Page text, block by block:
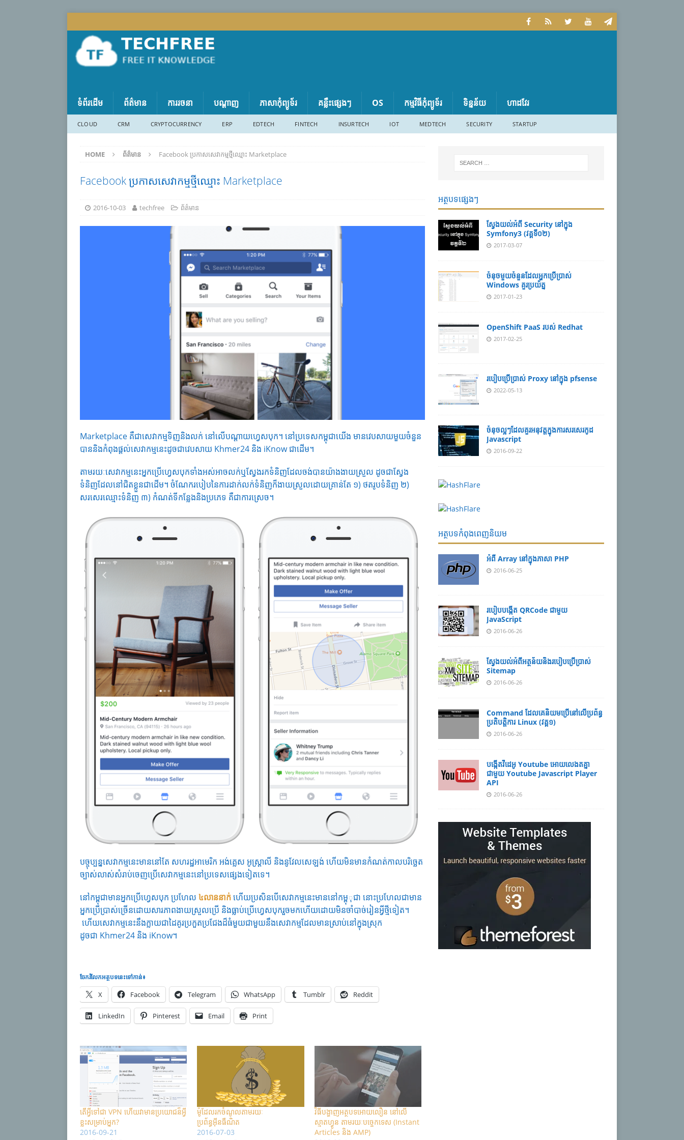
ទំព័រដើម ព័ត៌មាន ការរចនា បណ្តាញ ភាសា​កុំព្យូទ័រ គន្លឹះផ្សេងៗ OS កម្មវិធីកុំព្យូទ័រ ទិន្នន័យ ហាដវែរ
CLOUD CRM CRYPTOCURRENCY ERP EDTECH FINTECH INSURTECH IOT MEDTECH SECURITY STARTUP
HOME ព័ត៌មាន Facebook ប្រកាសសេវាកម្មថ្មីឈ្មោះ Marketplace
Facebook ប្រកាសសេវាកម្មថ្មីឈ្មោះ Marketplace
2016-10-03 techfree ព័ត៌មាន
Marketplace គឺជាសេវាកម្មទិញនិងលក់ នៅលើបណ្តាយហ្វេសបុក។ នៅប្រទេសកម្ពុជាយើង មានវេបសាយមួយចំនួន
បាននិងកំពុងផ្តល់សេវាកម្មនេះដូចជាវេបសាយ Khmer24 និង iKnow ជាដើម។
តាមរយៈសេវាកម្មនេះអ្នកប្រើហ្វេសបុកទាំងអស់អាចលក់ឬស្វែងរកទំនិញដែលចង់បានយ៉ាងងាយស្រួល ដូចជាស្វែង
ទំនិញដែលនៅជិតខ្លួនជាដើម។ ចំណែករបៀបនៃការដាក់លក់ទំនិញក៏ងាយស្រួលដោយគ្រាន់តែ ១) ថតរូបទំនិញ ២)
សរសេរឈ្មោះទំនិញ ៣) កំណត់ទីកន្លែងនិងប្រភេទ គឺជាការស្រេច។
បច្ចុប្បន្នសេវាកម្មនេះមាននៅតែ សហរដ្ឋអាមេរិក អង់គ្លេស អូស្រ្តាលី និងនូវែលសេឡង់ ហើយមិនមានកំណត់កាលបរិច្ឆេត
ច្បាស់លាស់សំរាប់ចេញប្រើសេវាកម្មនេះនៅប្រទេសផ្សេងទៀតទេ។
នៅកម្ពុជាមានអ្នកប្រើហ្វេសបុក ប្រហែល ៤លាននាក់ហើយប្រសិនបើសេវាកម្មនេះមាននៅកម្ពុុជា នោះប្រហែលជាមាន
អ្នកប្រើប្រាស់ច្រើនដោយសារភាពងាយស្រួលប្រើ និងធ្លាប់ប្រើហ្វេសបុករួចមកហើយដោយមិនចាំបាច់រៀនអ្វីថ្មីទៀត។
ហើយសេវាកម្មនេះនឹងក្លាយជាដៃគូរប្រកួតប្រជែងដ៏ធំមួយជាមួយនឹងសេវាកម្មដែលមានស្រាប់នៅក្នុងស្រុក
ដូចជា Khmer24 និង iKnow។
ចែករំលែក​អត្ថបទនេះទៅកាន់៖
X Facebook Telegram WhatsApp Tumblr Reddit
LinkedIn Pinterest Email Print
តើអ្វីទៅជា VPN ហើយវាមានប្រយោជន៏អ្វី
ខ្លះសម្រាប់អ្នក?
2016-09-21
ម៉ូដែលរកចំណូលតាមរយៈ
ប្រព័ន្ធអុីនធឺណិត
2016-07-03
វិធីបង្ហាញអត្ថបទ​អោយលឿន នៅលើ​
ស្មាតហ្វូន តាមរយៈបច្ចេកទេស (Instant
Articles និង AMP)
អត្ថបទផ្សេងៗ
ស្វែងយល់អំពី Security នៅក្នុង
Symfony3 (វគ្គទី០២)
2017-03-07
ចំនុចមួយចំនួនដែលអ្នកប្រើប្រាស់
Windows គួរប្រយ័ត្ន
2017-01-23
OpenShift PaaS របស់ Redhat
2017-02-25
របៀបប្រើប្រាស់ Proxy នៅក្នុង pfsense
2022-05-13
ចំនុចល្អៗដែលគួរអនុវត្តក្នុងការសរសេរកូដ
Javascript
2016-09-22
អត្ថបទកំពុងពេញនិយម
អំពី Array នៅ​​ក្នុង​ភា​សា PHP
2016-06-25
របៀប​បង្កើត​ QRCode ជាមួយ
JavaScript
2016-06-26
ស្វែង​យល់​​អំពី​អត្ថន័យ​​និង​របៀប​​ប្រើ​ប្រាស់​
Sitemap
2016-06-26
Command ដែល​​គេ​​និយម​​ប្រើ​​នៅ​លើ​​ប្រព័ន្ធ​​
ប្រតិបត្តិការ​ Linux (វគ្គ១)
2016-06-26
បង្កើតវីដេអូ Youtube អោយ​លេងតគ្នា
ជាមួយ Youtube Javascript Player
API
2016-06-26